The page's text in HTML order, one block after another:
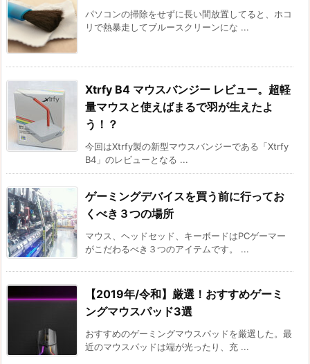
パソコンの掃除をせずに長い間放置してると、ホコ
リで熱暴走してブルースクリーンにな ...
Xtrfy B4 マウスバンジー レビュー。超軽
量マウスと使えばまるで羽が生えたよ
う！？
今回はXtrfy製の新型マウスバンジーである「Xtrfy
B4」のレビューとなる ...
ゲーミングデバイスを買う前に行ってお
くべき３つの場所
マウス、ヘッドセッド、キーボードはPCゲーマー
がこだわるべき３つのアイテムです。 ...
【2019年/令和】厳選！おすすめゲーミ
ングマウスパッド3選
おすすめのゲーミングマウスパッドを厳選した。最
近のマウスパッドは端が光ったり、充 ...